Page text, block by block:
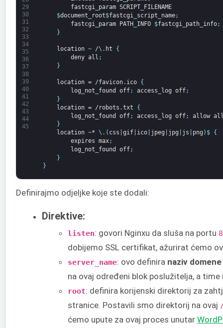
29
30
31
32
33
34
35
36
37
38
39
40
41
42
43
44
45
fastcgi_ param SCRIPT_
FILENAME
$document root$fastcgi_ script name;
fastcgi
param PATH_ INFO $fastcgi path_ info;
}
location ~ /\ . ht
{
deny all ;
}
location = /favicon. ico
{
log
not found off; access log off;
}
location = /robots .txt
{
log
not found off; access log off; allow
}
location ~* \ . ( css gif| ico| jpeg jpg js png ) $
{
expires max;
log
not found off;
}
}
Definirajmo odjeljke koje ste dodali:
Direktive:
listen: govori Nginxu da sluša na portu
dobijemo SSL certifikat, ažurirat ćemo
server_name: ovo definira naziv domene
na ovaj određeni blok poslužitelja, a
root: definira korijenski direktorij za
stranice. Postavili smo direktorij na ovaj
ćemo upute za ovaj proces unutar